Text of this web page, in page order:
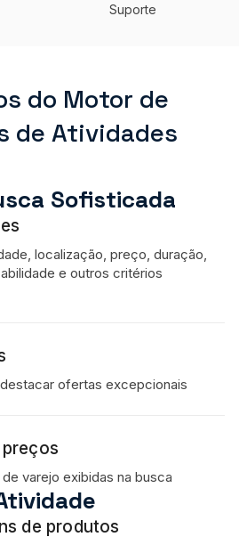
Suporte
do Motor de
de Atividades
Sofisticada
localização, preço, duração,
e outros critérios
ofertas excepcionais
varejo exibidas na busca
de produtos